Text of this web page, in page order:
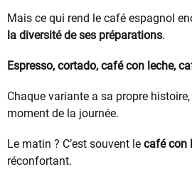
Mais ce qui rend le café espagnol
la diversité de ses préparations.
Espresso, cortado, café con leche,
Chaque variante a sa propre
moment de la journée.
Le matin ? C’est souvent le café con
réconfortant.